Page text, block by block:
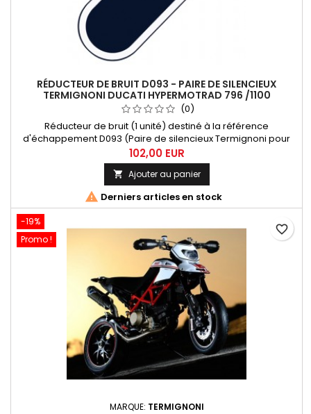
RÉDUCTEUR DE BRUIT D093 - PAIRE DE SILENCIEUX
TERMIGNONI DUCATI HYPERMOTRAD 796 /1100
(0)
Réducteur de bruit (1 unité) destiné à la référence
d'échappement D093 (Paire de silencieux Termignoni pour
Ducati Hypermotard 796 /1100).
102,00 EUR
 Ajouter au panier
 Derniers articles en stock
-19%
Promo !
MARQUE: TERMIGNONI
favorite_border